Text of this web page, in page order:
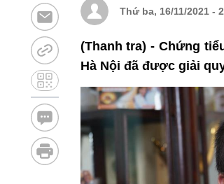
Thứ ba, 16/11/2021 -
(Thanh tra) - Chứng
Hà Nội đã được giải